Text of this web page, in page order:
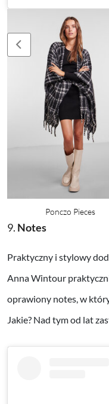
Ponczo Pieces
9. Notes
Praktyczny i stylowy
Anna Wintour
oprawiony notes, w
Jakie? Nad tym od lat